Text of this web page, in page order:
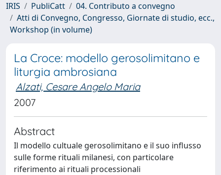
IRIS PubliCatt
04. Contributo a convegno
Atti di Convegno, Congresso, Giornate di studio, ecc.,
Workshop (in volume)
La Croce: modello gerosolimitano e
liturgia ambrosiana
Alzati, Cesare Angelo Maria
2007
Abstract
Il modello cultuale gerosolimitano e il suo influsso
sulle forme rituali milanesi, con particolare
riferimento ai rituali processionali